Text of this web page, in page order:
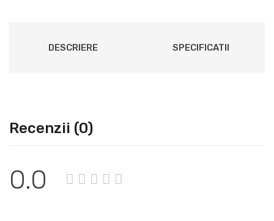
DESCRIERE SPECIFICATII
Recenzii (0)
0.0